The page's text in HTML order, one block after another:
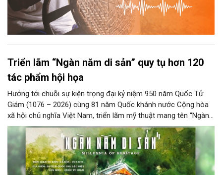
Triển lãm “Ngàn năm di sản” quy tụ hơn 120
tác phẩm hội họa
Hướng tới chuỗi sự kiện trọng đại kỷ niệm 950 năm Quốc Tử
Giám (1076 – 2026) cùng 81 năm Quốc khánh nước Cộng hòa
xã hội chủ nghĩa Việt Nam, triển lãm mỹ thuật mang tên “Ngàn
năm di sản” sẽ chính thức khai mạc vào ngày 8/8 tại Nhà Thái
Học, Di tích Quốc gia đặc biệt Văn Miếu – Quốc Tử Giám. Sự
kiện kéo dài đến ngày 25/9/2026 hứa hẹn trở thành điểm đến
văn hóa đầy sức hút, góp phần làm phong phú đời sống nghệ
thuật của Thủ đô trong mùa thu này.